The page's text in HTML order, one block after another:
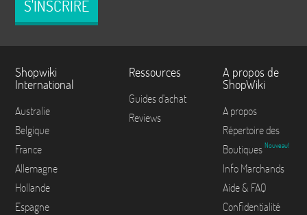
S'INSCRIRE
Shopwiki
International
Australie
Belgique
France
Allemagne
Hollande
Espagne
Ressources
Guides d'achat
Reviews
A propos de
ShopWiki
A propos
Répertoire des
Boutiques Nouveau!
Info Marchands
Aide & FAQ
Confidentialité